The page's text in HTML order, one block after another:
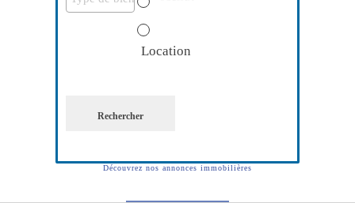
Location
Rechercher
Découvrez nos annonces immobilières